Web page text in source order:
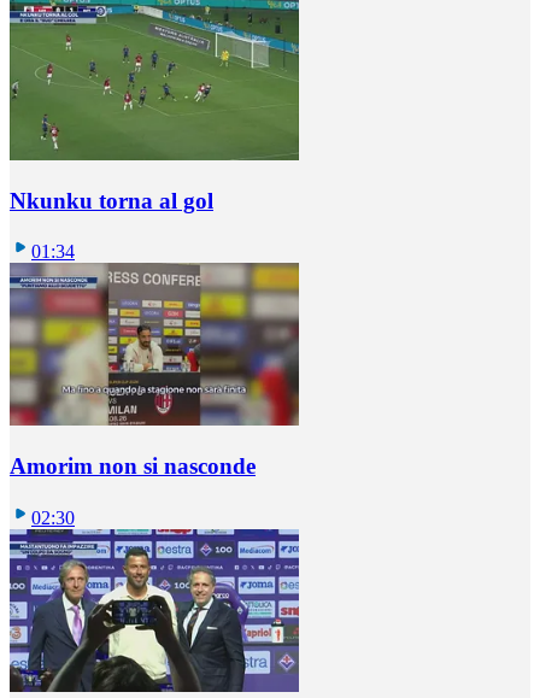
Nkunku torna al gol
01:34
Amorim non si nasconde
02:30